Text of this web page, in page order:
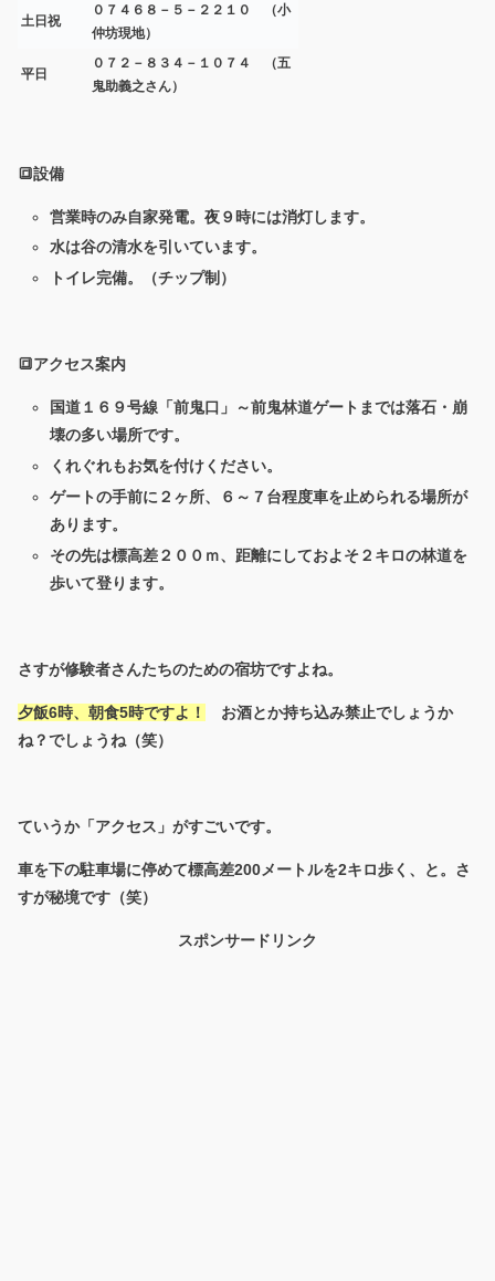
土日祝
０７４６８－５－２２１０ （小
仲坊現地）
平日
０７２－８３４－１０７４ （五
鬼助義之さん）
🔳設備
営業時のみ自家発電。夜９時には消灯します。
水は谷の清水を引いています。
トイレ完備。（チップ制）
🔳アクセス案内
国道１６９号線「前鬼口」～前鬼林道ゲートまでは落石・崩
壊の多い場所です。
くれぐれもお気を付けください。
ゲートの手前に２ヶ所、６～７台程度車を止められる場所が
あります。
その先は標高差２００ｍ、距離にしておよそ２キロの林道を
歩いて登ります。
さすが修験者さんたちのための宿坊ですよね。
夕飯6時、朝食5時ですよ！
お酒とか持ち込み禁止でしょうか
ね？でしょうね（笑）
ていうか「アクセス」がすごいです。
車を下の駐車場に停めて標高差200メートルを2キロ歩く、と。さ
すが秘境です（笑）
スポンサードリンク